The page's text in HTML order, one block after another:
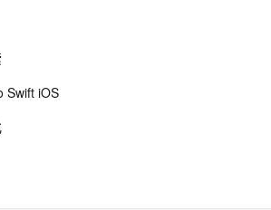
模拟器程序（六）函数出入口处的
用JSON上传的对象和可以是JSON
Swift iOS